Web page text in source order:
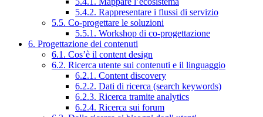
5.4.2. Rappresentare i flussi di servizio
5.5. Co-progettare le soluzioni
5.5.1. Workshop di co-progettazione
6. Progettazione dei contenuti
6.1. Cos’è il content design
6.2. Ricerca utente sui contenuti e il linguaggio
6.2.1. Content discovery
6.2.2. Dati di ricerca (search keywords)
6.2.3. Ricerca tramite analytics
6.2.4. Ricerca sui forum